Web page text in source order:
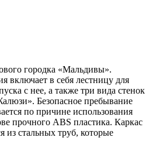
городка «Мальдивы».
включает в себя лестницу для
с нее, а также три вида стенок
Безопасное пребывание
по причине использования
прочного АBS пластика. Каркас
из стальных труб, которые